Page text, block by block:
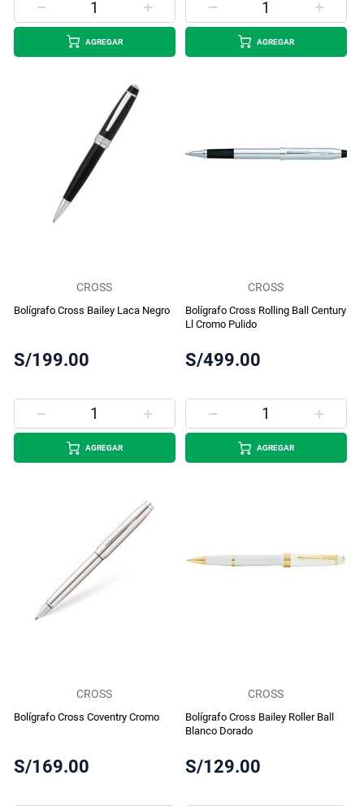
AGREGAR AGREGAR
CROSS
Bolígrafo Cross Bailey Laca Negro
S/199.00
AGREGAR
CROSS
Bolígrafo Cross Rolling Ball Century
Ll Cromo Pulido
S/499.00
AGREGAR
CROSS
Bolígrafo Cross Coventry Cromo
S/169.00
CROSS
Bolígrafo Cross Bailey Roller Ball
Blanco Dorado
S/129.00